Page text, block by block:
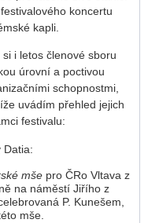
koncertu
kapli.
i letos členové sboru
úrovní a poctivou
schopnostmi,
uvádím přehled jejich
festivalu:
Datia:
mšepro ČRo Vltava z
na náměstí Jiřího z
P. Kunešem,
mše.